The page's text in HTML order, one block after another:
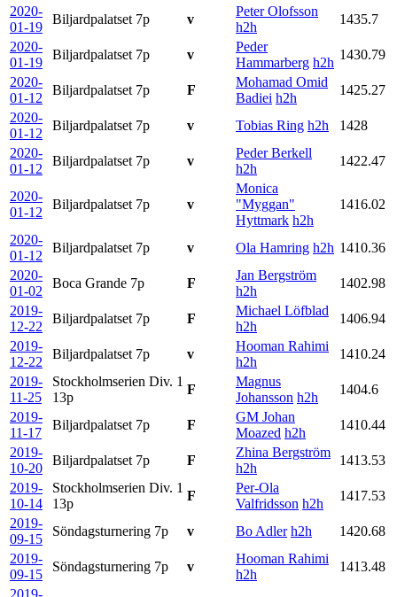
2020-
01-19
Biljardpalatset 7p v
Peter Olofsson
h2h
1435.7
2020-
01-19
Biljardpalatset 7p v
Peder
Hammarberg h2h
1430.79
2020-
01-12
Biljardpalatset 7p F
Mohamad Omid
Badiei h2h
1425.27
2020-
01-12
Biljardpalatset 7p v Tobias Ring h2h
1428
2020-
01-12
Biljardpalatset 7p v
Peder Berkell
h2h
1422.47
2020-
01-12
Biljardpalatset 7p v
Monica
"Myggan"
Hyttmark h2h
1416.02
2020-
01-12
Biljardpalatset 7p v Ola Hamring h2h 1410.36
2020-
01-02
Boca Grande 7p F
Jan Bergström
h2h
1402.98
2019-
12-22
Biljardpalatset 7p F
Michael Löfblad
h2h
1406.94
2019-
12-22
Biljardpalatset 7p v
Hooman Rahimi
h2h
1410.24
2019-
11-25
Stockholmserien Div. 1
13p
F
Magnus
Johansson h2h
1404.6
2019-
11-17
Biljardpalatset 7p F
GM Johan
Moazed h2h
1410.44
2019-
10-20
Biljardpalatset 7p F
Zhina Bergström
h2h
1413.53
2019-
10-14
Stockholmserien Div. 1
13p
F
Per-Ola
Valfridsson h2h
1417.53
2019-
09-15
Söndagsturnering 7p v Bo Adler h2h
1420.68
2019-
09-15
Söndagsturnering 7p v
Hooman Rahimi
h2h
1413.48
2019-